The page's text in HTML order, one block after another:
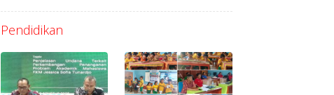
Pendidikan